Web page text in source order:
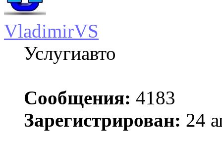
VladimirVS
Услугиавто
Сообщения: 4183
Зарегистрирован: 24